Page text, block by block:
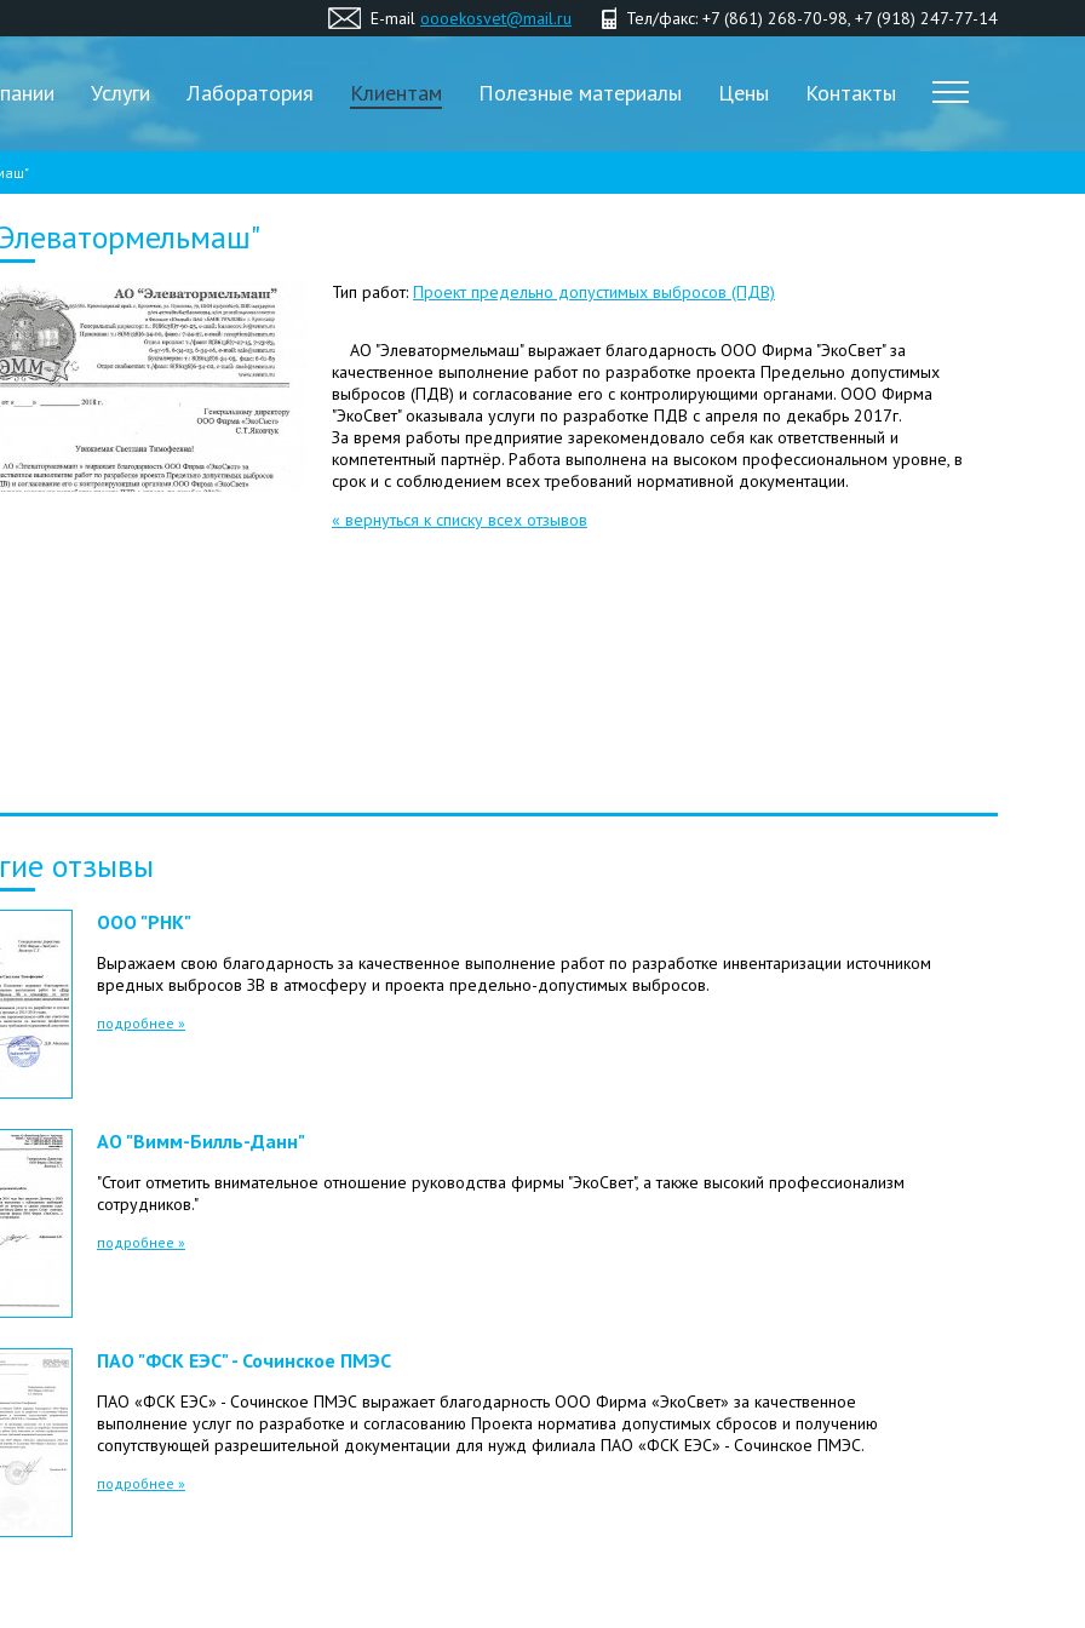
Тел/факс: +7 (861) 268-70-98, +7 (918) 247-77-14
E-mail oooekosvet@mail.ru
Услуги Лаборатория Клиентам Полезные материалы Цены Контакты
Тип работ: Проект предельно допустимых выбросов (ПДВ)
АО "Элеватормельмаш" выражает благодарность ООО Фирма "ЭкоСвет" за
качественное выполнение работ по разработке проекта Предельно допустимых
выбросов (ПДВ) и согласование его с контролирующими органами. ООО Фирма
"ЭкоСвет" оказывала услуги по разработке ПДВ с апреля по декабрь 2017г.
За время работы предприятие зарекомендовало себя как ответственный и
компетентный партнёр. Работа выполнена на высоком профессиональном уровне, в
срок и с соблюдением всех требований нормативной документации.
« вернуться к списку всех отзывов
отзывы
ООО "РНК"
Выражаем свою благодарность за качественное выполнение работ по разработке инвентаризации источником
вредных выбросов ЗВ в атмосферу и проекта предельно-допустимых выбросов.
подробнее »
АО "Вимм-Билль-Данн"
"Стоит отметить внимательное отношение руководства фирмы "ЭкоСвет", а также высокий профессионализм
сотрудников."
подробнее »
ПАО "ФСК ЕЭС" - Сочинское ПМЭС
ПАО «ФСК ЕЭС» - Сочинское ПМЭС выражает благодарность ООО Фирма «ЭкоСвет» за качественное
выполнение услуг по разработке и согласованию Проекта норматива допустимых сбросов и получению
сопутствующей разрешительной документации для нужд филиала ПАО «ФСК ЕЭС» - Сочинское ПМЭС.
подробнее »